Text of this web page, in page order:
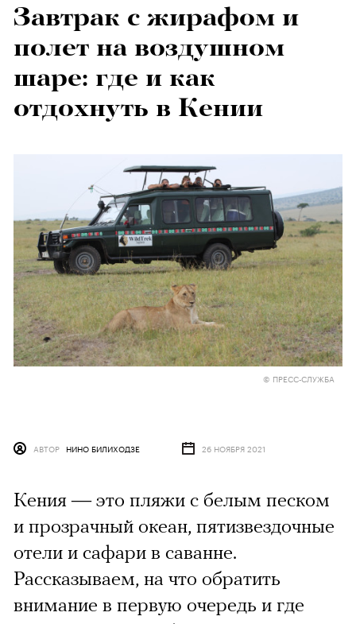
Завтрак с жирафом и
полет на воздушном
шаре: где и как
отдохнуть в Кении
© ПРЕСС-СЛУЖБА
АВТОР НИНО БИЛИХОДЗЕ 26 НОЯБРЯ 2021
Кения — это пляжи с белым песком
и прозрачный океан, пятизвездочные
отели и сафари в саванне.
Рассказываем, на что обратить
внимание в первую очередь и где